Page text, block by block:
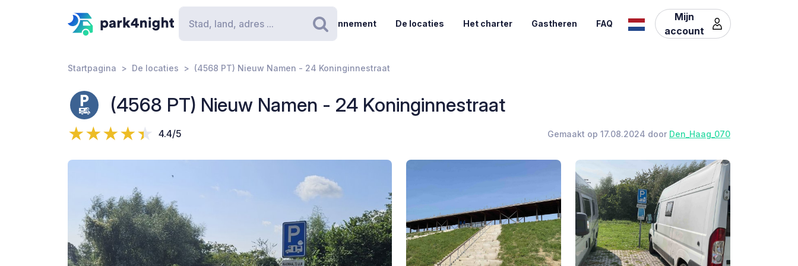
Zoeken
Abonnement De locaties Het charter Gastheren FAQ
Mijn
account
Startpagina De locaties (4568 PT) Nieuw Namen - 24 Koninginnestraat
(4568 PT) Nieuw Namen - 24 Koninginnestraat
4.4/5 Gemaakt op 17.08.2024 door Den_Haag_070